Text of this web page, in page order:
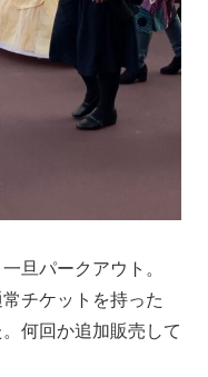
旦パークアウト。
チケットを持った
何回か追加販売して